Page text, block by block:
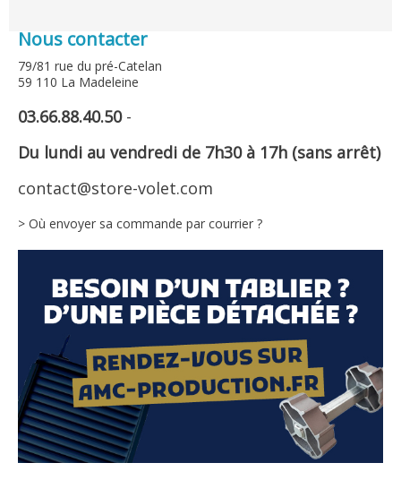
Nous contacter
79/81 rue du pré-Catelan
59 110 La Madeleine
03.66.88.40.50-
Du lundi au vendredi de 7h30 à 17h (sans arrêt)
contact@store-volet.com
> Où envoyer sa commande par courrier ?